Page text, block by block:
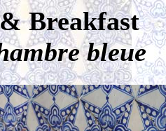
Breakfast
bleue